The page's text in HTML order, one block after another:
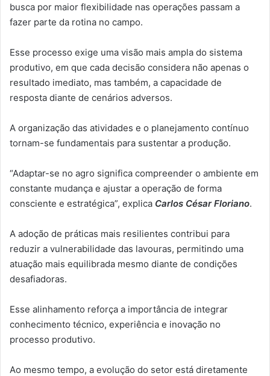
busca por maior flexibilidade nas operações passam a
fazer parte da rotina no campo.
Esse processo exige uma visão mais ampla do sistema
produtivo, em que cada decisão considera não apenas o
resultado imediato, mas também, a capacidade de
resposta diante de cenários adversos.
A organização das atividades e o planejamento contínuo
tornam-se fundamentais para sustentar a produção.
“Adaptar-se no agro significa compreender o ambiente em
constante mudança e ajustar a operação de forma
consciente e estratégica”, explica Carlos César Floriano.
A adoção de práticas mais resilientes contribui para
reduzir a vulnerabilidade das lavouras, permitindo uma
atuação mais equilibrada mesmo diante de condições
desafiadoras.
Esse alinhamento reforça a importância de integrar
conhecimento técnico, experiência e inovação no
processo produtivo.
Ao mesmo tempo, a evolução do setor está diretamente